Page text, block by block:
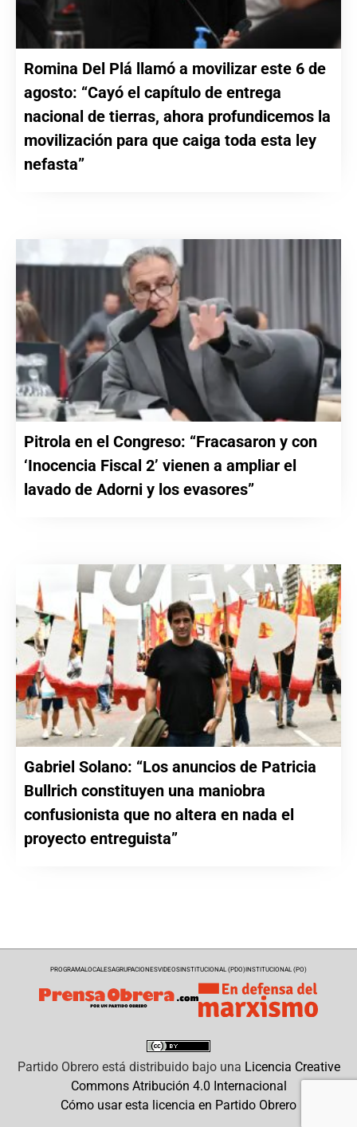
Romina Del Plá llamó a movilizar este 6 de
agosto: “Cayó el capítulo de entrega
nacional de tierras, ahora profundicemos la
movilización para que caiga toda esta ley
nefasta”
Pitrola en el Congreso: “Fracasaron y con
‘Inocencia Fiscal 2’ vienen a ampliar el
lavado de Adorni y los evasores”
Gabriel Solano: “Los anuncios de Patricia
Bullrich constituyen una maniobra
confusionista que no altera en nada el
proyecto entreguista”
PROGRAMALOCALESAGRUPACIONESVIDEOSINSTITUCIONAL (PDO)INSTITUCIONAL (PO)
Partido Obreroestá distribuido bajo una Licencia Creative
Commons Atribución 4.0 Internacional
Cómo usar esta licencia en Partido Obrero